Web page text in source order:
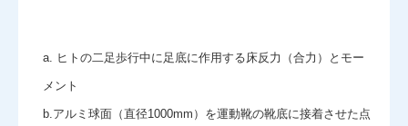
a. ヒトの二足歩行中に足底に作用する床反力（合力）とモー
メント
b.アルミ球面（直径1000mm）を運動靴の靴底に接着させた点